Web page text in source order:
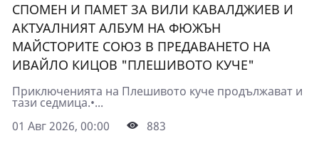
СПОМЕН И ПАМЕТ ЗА ВИЛИ КАВАЛДЖИЕВ И
АКТУАЛНИЯТ АЛБУМ НА ФЮЖЪН
МАЙСТОРИТЕ СОЮЗ В ПРЕДАВАНЕТО НА
ИВАЙЛО КИЦОВ "ПЛЕШИВОТО КУЧЕ"
Приключенията на Плешивото куче продължават и
тази седмица.•...
01 Авг 2026, 00:00
883